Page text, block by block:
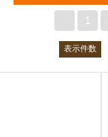
1
表示件数